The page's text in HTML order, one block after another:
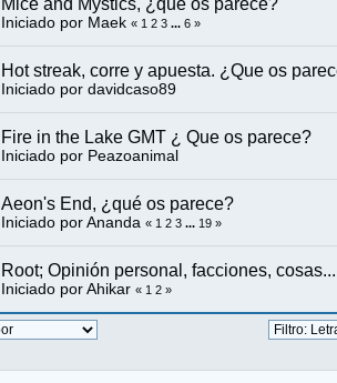
Mice and Mystics, ¿qué os parece?
Iniciado por Maek « 1 2 3 ... 6 »
Hot streak, corre y apuesta. ¿Que os
Iniciado por davidcaso89
Fire in the Lake GMT ¿ Que os parece?
Iniciado por Peazoanimal
Aeon's End, ¿qué os parece?
Iniciado por Ananda « 1 2 3 ... 19 »
Root; Opinión personal, facciones, cosas...
Iniciado por Ahikar « 1 2 »